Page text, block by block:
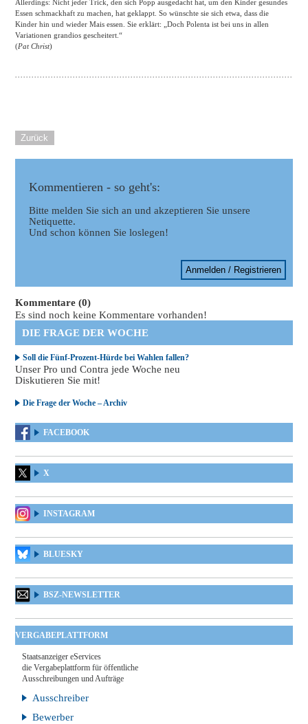
Allerdings: Nicht jeder Trick, den sich Popp ausgedacht hat, um den Kinder gesundes
Essen schmackhaft zu machen, hat geklappt. So wünschte sie sich etwa, dass die
Kinder hin und wieder Mais essen. Sie erklärt: „Doch Polenta ist bei uns in allen
Variationen grandios gescheitert.“
(Pat Christ)
Zurück
Kommentieren - so geht's:
Bitte melden Sie sich an und akzeptieren Sie unsere
Netiquette.
Und schon können Sie loslegen!
Anmelden / Registrieren
Kommentare (0)
Es sind noch keine Kommentare vorhanden!
DIE FRAGE DER WOCHE
Soll die Fünf-Prozent-Hürde bei Wahlen fallen?
Unser Pro und Contra jede Woche neu
Diskutieren Sie mit!
Die Frage der Woche – Archiv
FACEBOOK
X
INSTAGRAM
BLUESKY
BSZ-NEWSLETTER
VERGABEPLATTFORM
Staatsanzeiger eServices
die Vergabeplattform für öffentliche
Ausschreibungen und Aufträge
Ausschreiber
Bewerber